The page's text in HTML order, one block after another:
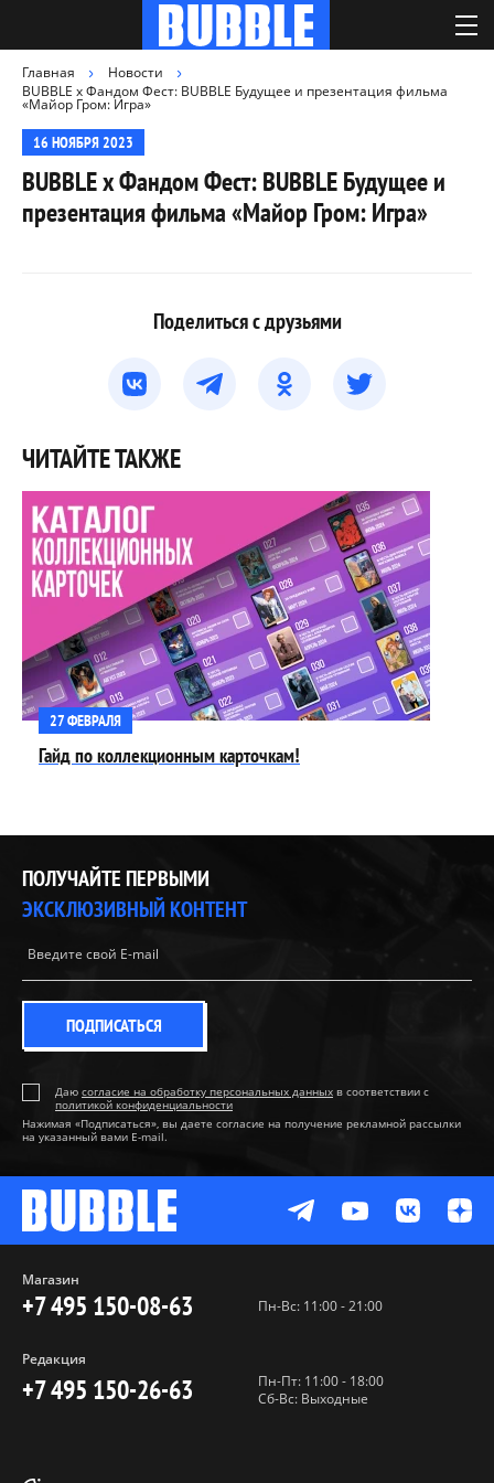
Главная
Новости
BUBBLE x Фандом Фест: BUBBLE Будущее и презентация фильма
«Майор Гром: Игра»
16 НОЯБРЯ 2023
BUBBLE x Фандом Фест: BUBBLE Будущее и
презентация фильма «Майор Гром: Игра»
Поделиться с друзьями
ЧИТАЙТЕ ТАКЖЕ
27 ФЕВРАЛЯ
Гайд по коллекционным карточкам!
ПОЛУЧАЙТЕ ПЕРВЫМИ
ЭКСКЛЮЗИВНЫЙ КОНТЕНТ
ПОДПИСАТЬСЯ
Даю согласие на обработку персональных данных в соответствии с
политикой конфиденциальности
Нажимая «Подписаться», вы даете согласие на получение рекламной рассылки
на указанный вами E-mail.
Магазин
+7 495 150-08-63 Пн-Вс: 11:00 - 21:00
Редакция
+7 495 150-26-63
Пн-Пт: 11:00 - 18:00
Сб-Вс: Выходные
Пользовательское соглашение